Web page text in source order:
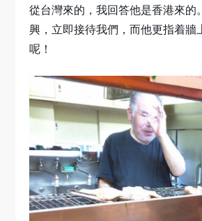
從台灣來的，我回答他是香港來的
興，立即接待我們，而他更指着牆
呢！